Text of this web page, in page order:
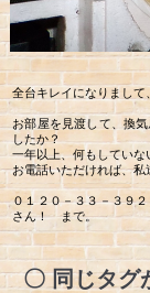
全台キレイになりまし
お部屋を見渡して、換
したか？
一年以上、何もしてい
お電話いただければ、
０１２０－３３－
さん！ まで。
同じタグ